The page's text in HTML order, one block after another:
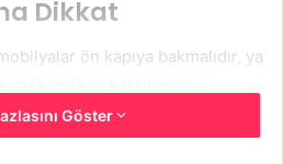
Dikkat
ön kapıya bakmalıdır, ya
biçimde konumlandırılmalıdır. U
yaratmak için harikadır.
Göster